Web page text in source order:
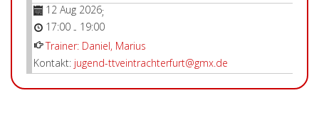
12 Aug 2026;
17:00 - 19:00
Trainer: Daniel, Marius
Kontakt: jugend-ttveintrachterfurt@gmx.de